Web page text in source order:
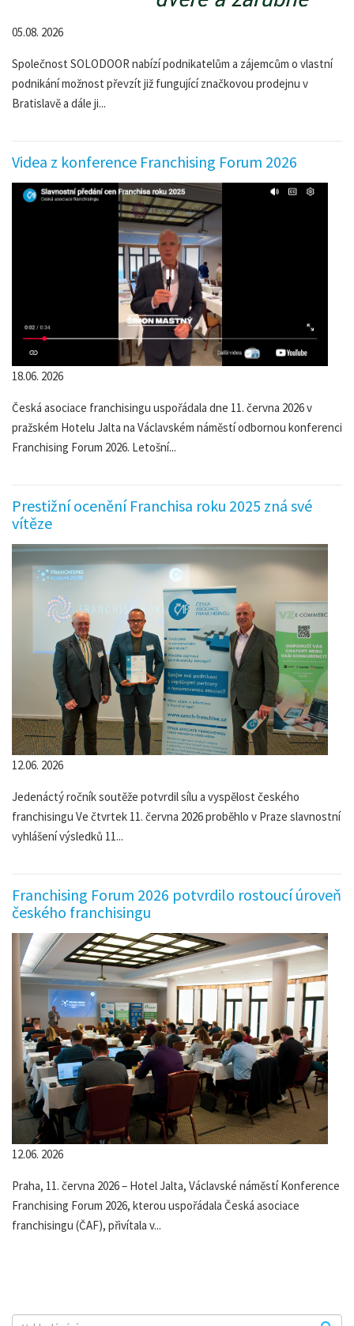
05.08. 2026
Společnost SOLODOOR nabízí podnikatelům a zájemcům o vlastní
podnikání možnost převzít již fungující značkovou prodejnu v
Bratislavě a dále ji...
Videa z konference Franchising Forum 2026
18.06. 2026
Česká asociace franchisingu uspořádala dne 11. června 2026 v
pražském Hotelu Jalta na Václavském náměstí odbornou konferenci
Franchising Forum 2026. Letošní...
Prestižní ocenění Franchisa roku 2025 zná své
vítěze
12.06. 2026
Jedenáctý ročník soutěže potvrdil sílu a vyspělost českého
franchisingu Ve čtvrtek 11. června 2026 proběhlo v Praze slavnostní
vyhlášení výsledků 11...
Franchising Forum 2026 potvrdilo rostoucí úroveň
českého franchisingu
12.06. 2026
Praha, 11. června 2026 – Hotel Jalta, Václavské náměstí Konference
Franchising Forum 2026, kterou uspořádala Česká asociace
franchisingu (ČAF), přivítala v...